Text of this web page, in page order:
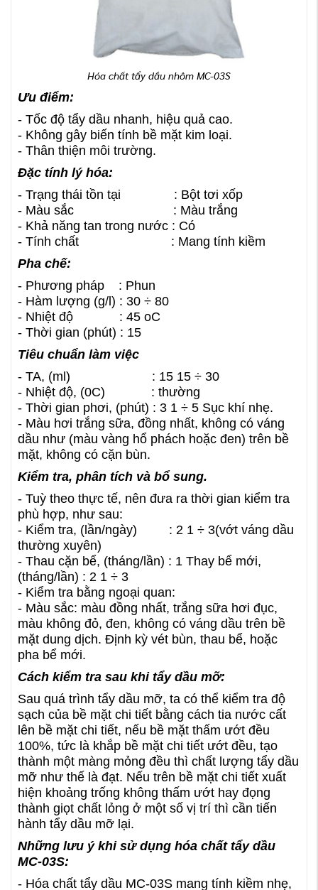
Hóa chất tẩy dầu nhôm MC-03S
Ưu điểm:
- Tốc độ tẩy dầu nhanh, hiệu quả cao.
- Không gây biến tính bề mặt kim loại.
- Thân thiện môi trường.
Đặc tính lý hóa:
- Trạng thái tồn tại : Bột tơi xốp
- Màu sắc : Màu trắng
- Khả năng tan trong nước : Có
- Tính chất : Mang tính kiềm
Pha chế:
- Phương pháp : Phun
- Hàm lượng (g/l) : 30 ÷ 80
- Nhiệt độ : 45 oC
- Thời gian (phút) : 15
Tiêu chuẩn làm việc
- TA, (ml) : 15 15 ÷ 30
- Nhiệt độ, (0C) : thường
- Thời gian phơi, (phút) : 3 1 ÷ 5 Sục khí nhẹ.
- Màu hơi trắng sữa, đồng nhất, không có váng
dầu như (màu vàng hổ phách hoặc đen) trên bề
mặt, không có cặn bùn.
Kiểm tra, phân tích và bổ sung.
- Tuỳ theo thực tế, nên đưa ra thời gian kiểm tra
phù hợp, như sau:
- Kiểm tra, (lần/ngày) : 2 1 ÷ 3(vớt váng dầu
thường xuyên)
- Thau cặn bể, (tháng/lần) : 1 Thay bể mới,
(tháng/lần) : 2 1 ÷ 3
- Kiểm tra bằng ngoại quan:
- Màu sắc: màu đồng nhất, trắng sữa hơi đục,
màu không đỏ, đen, không có váng dầu trên bề
mặt dung dịch. Định kỳ vét bùn, thau bể, hoặc
pha bể mới.
Cách kiểm tra sau khi tẩy dầu mỡ:
Sau quá trình tẩy dầu mỡ, ta có thể kiểm tra độ
sạch của bề mặt chi tiết bằng cách tia nước cất
lên bề mặt chi tiết, nếu bề mặt thấm ướt đều
100%, tức là khắp bề mặt chi tiết ướt đều, tạo
thành một màng mỏng đều thì chất lượng tẩy dầu
mỡ như thế là đạt. Nếu trên bề mặt chi tiết xuất
hiện khoảng trống không thấm ướt hay đọng
thành giọt chất lỏng ở một số vị trí thì cần tiến
hành tẩy dầu mỡ lại.
Những lưu ý khi sử dụng hóa chất tẩy dầu
MC-03S:
- Hóa chất tẩy dầu MC-03S mang tính kiềm nhẹ,